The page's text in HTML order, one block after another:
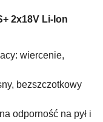
2x18V Li-Ion
wiercenie,
bezszczotkowy
odporność na pył i